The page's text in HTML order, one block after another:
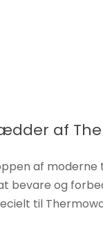
af
af
bevare og
til